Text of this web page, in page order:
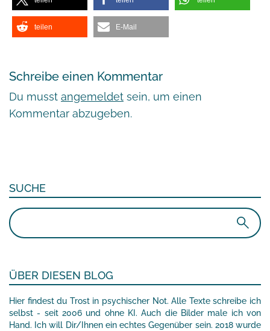
teilen E-Mail
Schreibe einen Kommentar
Du musst angemeldet sein, um einen
Kommentar abzugeben.
SUCHE
Suchen
nach:
ÜBER DIESEN BLOG
Hier findest du Trost in psychischer Not. Alle Texte schreibe ich
selbst - seit 2006 und ohne KI. Auch die Bilder male ich von
Hand. Ich will Dir/Ihnen ein echtes Gegenüber sein. 2018 wurde